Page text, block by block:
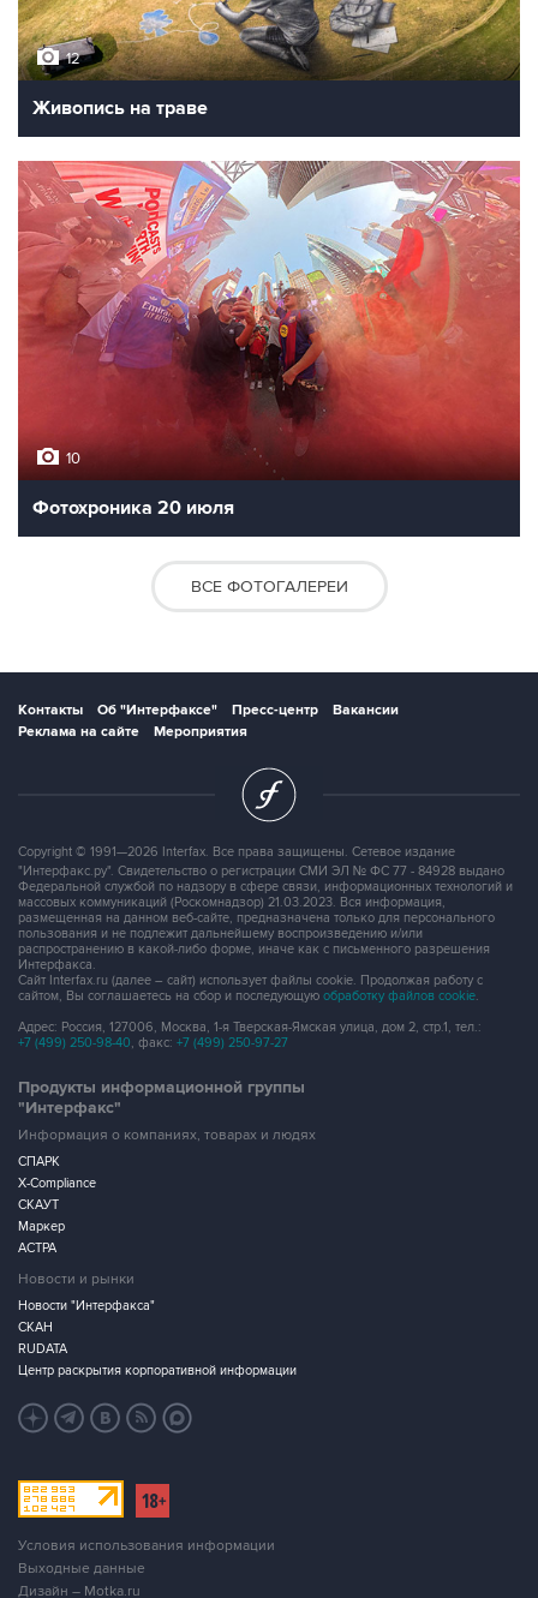
12
Живопись на траве
10
Фотохроника 20 июля
ВСЕ ФОТОГАЛЕРЕИ
Контакты Об "Интерфаксе" Пресс-центр
Вакансии
Реклама на сайте
Мероприятия
Copyright © 1991—2026 Interfax. Все права защищены. Сетевое издание
"Интерфакс.ру". Свидетельство о регистрации СМИ ЭЛ № ФС 77 - 84928 выдано
Федеральной службой по надзору в сфере связи, информационных технологий и
массовых коммуникаций (Роскомнадзор) 21.03.2023. Вся информация,
размещенная на данном веб-сайте, предназначена только для персонального
пользования и не подлежит дальнейшему воспроизведению и/или
распространению в какой-либо форме, иначе как с письменного разрешения
Интерфакса.
Сайт Interfax.ru (далее – сайт) использует файлы cookie. Продолжая работу с
сайтом, Вы соглашаетесь на сбор и последующую обработку файлов cookie.
Адрес: Россия, 127006, Москва, 1-я Тверская-Ямская улица, дом 2, стр.1, тел.:
+7 (499) 250-98-40, факс: +7 (499) 250-97-27
Продукты информационной группы
"Интерфакс"
Информация о компаниях, товарах и людях
СПАРК
X-Compliance
СКАУТ
Маркер
АСТРА
Новости и рынки
Новости "Интерфакса"
СКАН
RUDATA
Центр раскрытия корпоративной информации
Условия использования информации
Выходные данные
Дизайн – Motka.ru